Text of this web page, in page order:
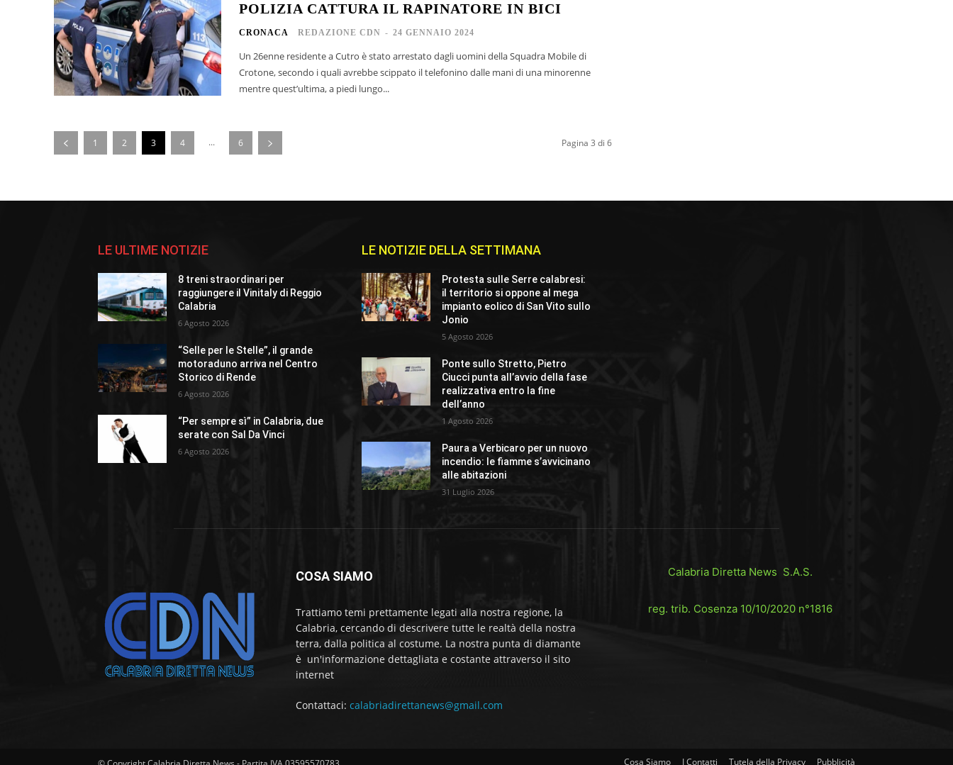
POLIZIA CATTURA IL RAPINATORE IN BICI
CRONACA REDAZIONE CDN - 24 GENNAIO 2024
Un 26enne residente a Cutro è stato arrestato dagli uomini della Squadra Mobile di
Crotone, secondo i quali avrebbe scippato il telefonino dalle mani di una minorenne
mentre quest’ultima, a piedi lungo...
1 2 3 4 ... 6 Pagina 3 di 6
LE ULTIME NOTIZIE
8 treni straordinari per
raggiungere il Vinitaly di Reggio
Calabria
6 Agosto 2026
“Selle per le Stelle”, il grande
motoraduno arriva nel Centro
Storico di Rende
6 Agosto 2026
“Per sempre sì” in Calabria, due
serate con Sal Da Vinci
6 Agosto 2026
LE NOTIZIE DELLA SETTIMANA
Protesta sulle Serre calabresi:
il territorio si oppone al mega
impianto eolico di San Vito sullo
Jonio
5 Agosto 2026
Ponte sullo Stretto, Pietro
Ciucci punta all’avvio della fase
realizzativa entro la fine
dell’anno
1 Agosto 2026
Paura a Verbicaro per un nuovo
incendio: le fiamme s’avvicinano
alle abitazioni
31 Luglio 2026
COSA SIAMO
Trattiamo temi prettamente legati alla nostra regione, la
Calabria, cercando di descrivere tutte le realtà della nostra
terra, dalla politica al costume. La nostra punta di diamante
è un'informazione dettagliata e costante attraverso il sito
internet
Contattaci: calabriadirettanews@gmail.com
Calabria Diretta News S.A.S.
reg. trib. Cosenza 10/10/2020 n°1816
Cosa Siamo I Contatti Tutela della Privacy Pubblicità